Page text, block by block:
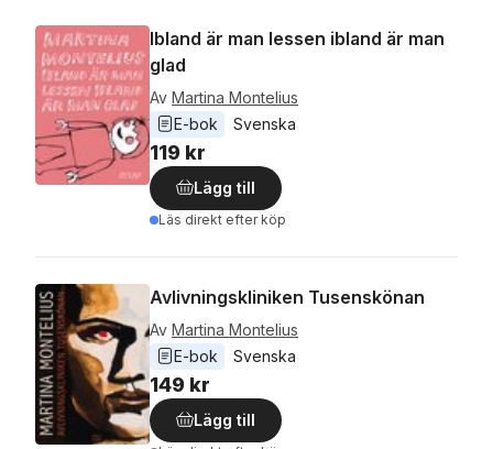
Ibland är man lessen ibland är man
glad
Av Martina Montelius
E-bok
Svenska
119 kr
Lägg till
Läs direkt efter köp
Avlivningskliniken Tusenskönan
Av Martina Montelius
E-bok
Svenska
149 kr
Lägg till